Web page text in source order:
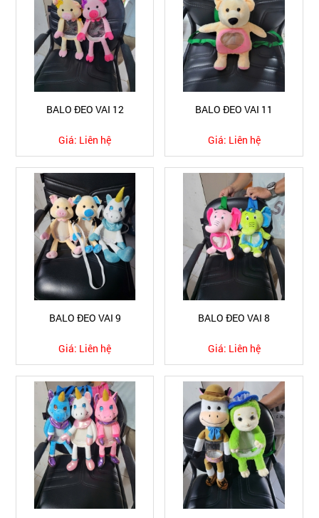
BALO ĐEO VAI 12
Giá: Liên hệ
BALO ĐEO VAI 11
Giá: Liên hệ
BALO ĐEO VAI 9
Giá: Liên hệ
BALO ĐEO VAI 8
Giá: Liên hệ